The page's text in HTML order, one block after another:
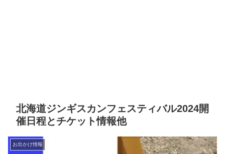
北海道ジンギスカンフェスティバル2024開
催日程とチケット情報他
お出かけ情報